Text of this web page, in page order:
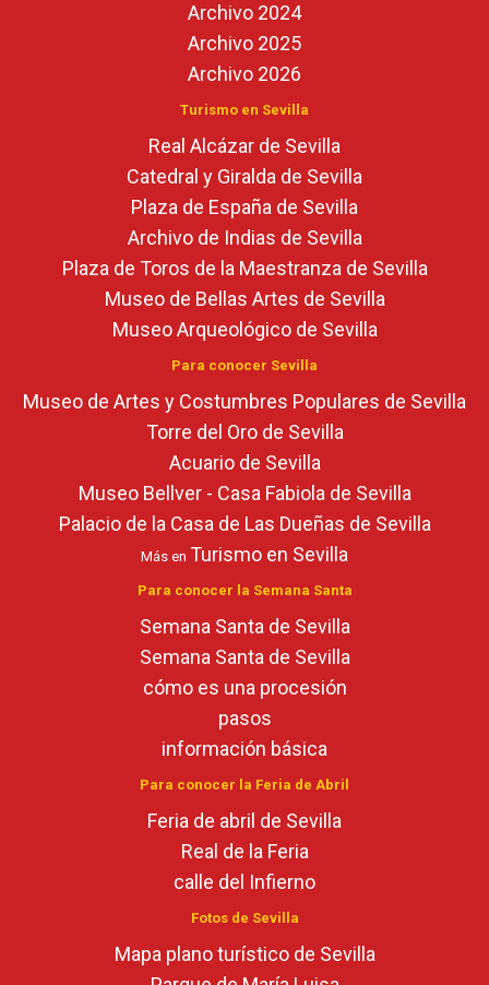
Archivo 2024
Archivo 2025
Archivo 2026
Turismo en Sevilla
Real Alcázar de Sevilla
Catedral y Giralda de Sevilla
Plaza de España de Sevilla
Archivo de Indias de Sevilla
Plaza de Toros de la Maestranza de Sevilla
Museo de Bellas Artes de Sevilla
Museo Arqueológico de Sevilla
Para conocer Sevilla
Museo de Artes y Costumbres Populares de Sevilla
Torre del Oro de Sevilla
Acuario de Sevilla
Museo Bellver - Casa Fabiola de Sevilla
Palacio de la Casa de Las Dueñas de Sevilla
Más en Turismo en Sevilla
Para conocer la Semana Santa
Semana Santa de Sevilla
Semana Santa de Sevilla
cómo es una procesión
pasos
información básica
Para conocer la Feria de Abril
Feria de abril de Sevilla
Real de la Feria
calle del Infierno
Fotos de Sevilla
Mapa plano turístico de Sevilla